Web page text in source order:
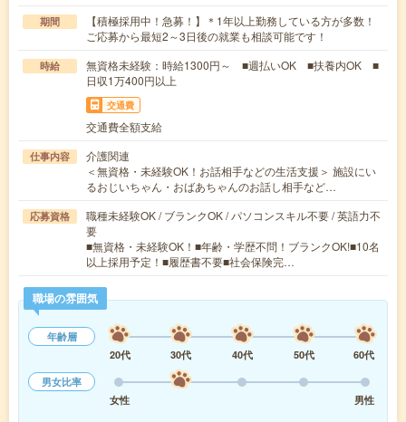
期間
【積極採用中！急募！】＊1年以上勤務している方が多数！
ご応募から最短2～3日後の就業も相談可能です！
時給
無資格未経験：時給1300円～ ■週払いOK ■扶養内OK ■
日収1万400円以上
交通費
交通費全額支給
仕事内容
介護関連
＜無資格・未経験OK！お話相手などの生活支援＞ 施設にい
るおじいちゃん・おばあちゃんのお話し相手など…
応募資格
職種未経験OK / ブランクOK / パソコンスキル不要 / 英語力不
要
■無資格・未経験OK！■年齢・学歴不問！ブランクOK!■10名
以上採用予定！■履歴書不要■社会保険完…
職場の雰囲気
年齢層
20代
30代 40代 50代
60代
男女比率
女性
男性